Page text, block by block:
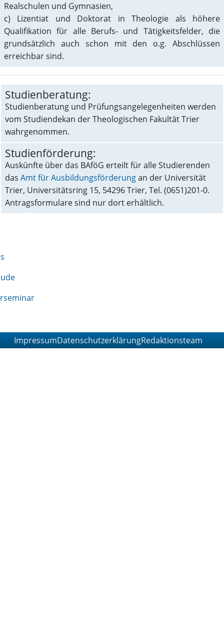
Realschulen und Gymnasien,
c) Lizentiat und Doktorat in Theologie als höhere
Qualifikation für alle Berufs- und Tätigkeitsfelder, die
grundsätzlich auch schon mit den o.g. Abschlüssen
erreichbar sind.
Studienberatung:
Studienberatung und Prüfungsangelegenheiten werden
vom Studiendekan der Theologischen Fakultät Trier
wahrgenommen.
Studienförderung:
Auskünfte über das BAföG erteilt für alle Studierenden
das Amt für Ausbildungsförderungan der Universität
Trier, Universitätsring 15, 54296 Trier, Tel. (0651)201-0.
Antragsformulare sind nur dort erhältlich.
ImpressumDatenschutzerklärungRedaktionsteam